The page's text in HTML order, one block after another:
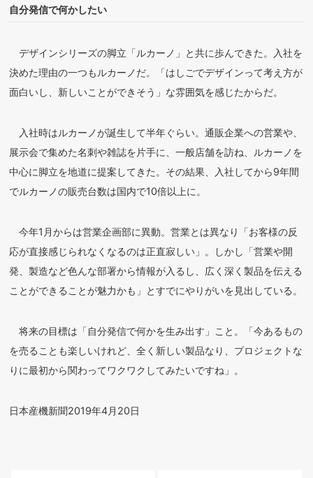
自分発信で何かしたい
デザインシリーズの脚立「ルカーノ」と共に歩んできた。入社を
決めた理由の一つもルカーノだ。「はしごでデザインって考え方が
面白いし、新しいことができそう」な雰囲気を感じたからだ。
入社時はルカーノが誕生して半年ぐらい。通販企業への営業や、
展示会で集めた名刺や雑誌を片手に、一般店舗を訪ね、ルカーノを
中心に脚立を地道に提案してきた。その結果、入社してから9年間
でルカーノの販売台数は国内で10倍以上に。
今年1月からは営業企画部に異動。営業とは異なり「お客様の反
応が直接感じられなくなるのは正直寂しい」。しかし「営業や開
発、製造など色んな部署から情報が入るし、広く深く製品を伝える
ことができることが魅力かも」とすでにやりがいを見出している。
将来の目標は「自分発信で何かを生み出す」こと。「今あるもの
を売ることも楽しいけれど、全く新しい製品なり、プロジェクトな
りに最初から関わってワクワクしてみたいですね」。
日本産機新聞2019年4月20日